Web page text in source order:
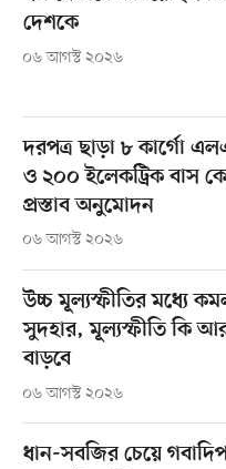
দেশকে
০৬ আগস্ট ২০২৬
দরপত্র ছাড়া ৮ কার্গো
ও ২০০ ইলেকট্রিক বাস
প্রস্তাব অনুমোদন
০৬ আগস্ট ২০২৬
উচ্চ মূল্যস্ফীতির মধ্যে
সুদহার, মূল্যস্ফীতি কি
বাড়বে
০৬ আগস্ট ২০২৬
ধান-সবজির চেয়ে